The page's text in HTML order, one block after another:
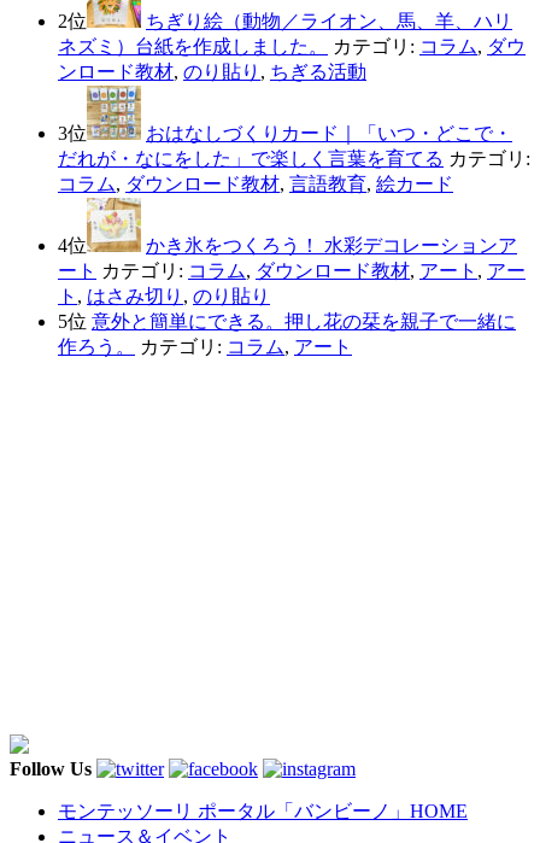
2位
ちぎり絵（動物／ライオン、馬、羊、ハリ
ネズミ）台紙を作成しました。
カテゴリ: コラム, ダウ
ンロード教材, のり貼り , ちぎる活動
3位
おはなしづくりカード｜「いつ・どこで・
だれが・なにをした」で楽しく言葉を育てる カテゴリ:
コラム, ダウンロード教材, 言語教育, 絵カード
4位
かき氷をつくろう！ 水彩デコレーションア
ート カテゴリ: コラム, ダウンロード教材, アート , アー
ト , はさみ切り , のり貼り
5位 意外と簡単にできる。押し花の栞を親子で一緒に
作ろう。
カテゴリ: コラム, アート
Follow Us
モンテッソーリ ポータル「バンビーノ」 HOME
ニュース＆イベント